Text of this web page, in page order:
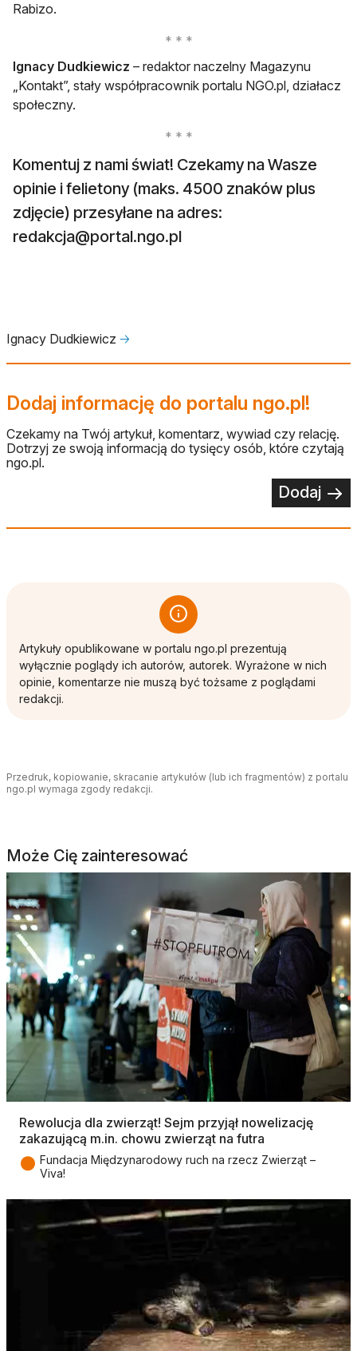
Rabizo.
Ignacy Dudkiewicz – redaktor naczelny Magazynu
„Kontakt”, stały współpracownik portalu NGO.pl, działacz
społeczny.
Komentuj z nami świat! Czekamy na Wasze
opinie i felietony (maks. 4500 znaków plus
zdjęcie) przesyłane na adres:
redakcja@portal.ngo.pl
Ignacy Dudkiewicz 🡢
Dodaj informację do portalu ngo.pl!
Czekamy na Twój artykuł, komentarz, wywiad czy relację.
Dotrzyj ze swoją informacją do tysięcy osób, które czytają
ngo.pl.
Dodaj
Artykuły opublikowane w portalu ngo.pl prezentują
wyłącznie poglądy ich autorów, autorek. Wyrażone w nich
opinie, komentarze nie muszą być tożsame z poglądami
redakcji.
Przedruk, kopiowanie, skracanie artykułów (lub ich fragmentów) z portalu
ngo.pl wymaga zgody redakcji.
Może Cię zainteresować
Rewolucja dla zwierząt! Sejm przyjął nowelizację
zakazującą m.in. chowu zwierząt na futra
● Fundacja Międzynarodowy ruch na rzecz Zwierząt –
Viva!